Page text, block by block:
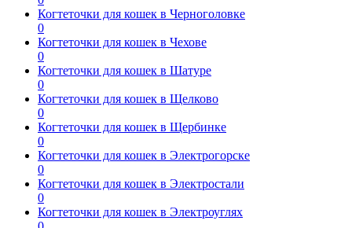
Когтеточки для кошек в Черноголовке
0
Когтеточки для кошек в Чехове
0
Когтеточки для кошек в Шатуре
0
Когтеточки для кошек в Щелково
0
Когтеточки для кошек в Щербинке
0
Когтеточки для кошек в Электрогорске
0
Когтеточки для кошек в Электростали
0
Когтеточки для кошек в Электроуглях